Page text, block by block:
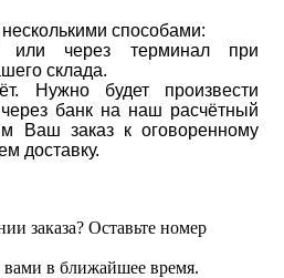
способами:
или через терминал при
склада.
Нужно будет произвести
банк на наш расчётный
Ваш заказ к оговоренному
доставку.
заказа? Оставьте номер
вами в ближайшее время.